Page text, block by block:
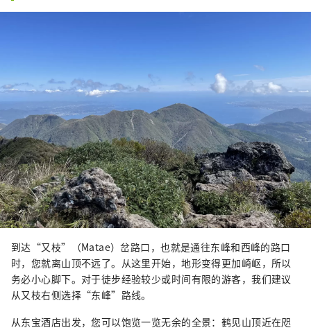
到达“又枝”（Matae）岔路口，也就是通往东峰和西峰的路口
时，您就离山顶不远了。从这里开始，地形变得更加崎岖，所以
务必小心脚下。对于徒步经验较少或时间有限的游客，我们建议
从又枝右侧选择“东峰”路线。
从东宝酒店出发，您可以饱览一览无余的全景：鹤见山顶近在咫